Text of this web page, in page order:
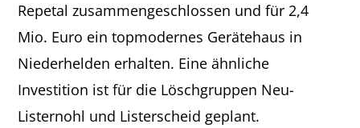
Repetal zusammengeschlossen und für 2,4
Mio. Euro ein topmodernes Gerätehaus in
Niederhelden erhalten. Eine ähnliche
Investition ist für die Löschgruppen Neu-
Listernohl und Listerscheid geplant.